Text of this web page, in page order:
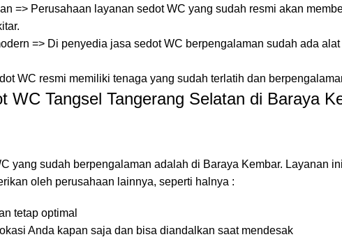
=> Perusahaan layanan sedot WC yang sudah resmi akan
=> Di penyedia jasa sedot WC berpengalaman sudah ada
WC resmi memiliki tenaga yang sudah terlatih dan
WC Tangsel Tangerang Selatan di Baraya
yang sudah berpengalaman adalah di Baraya Kembar. Layanan
oleh perusahaan lainnya, seperti halnya :
tetap optimal
Anda kapan saja dan bisa diandalkan saat mendesak